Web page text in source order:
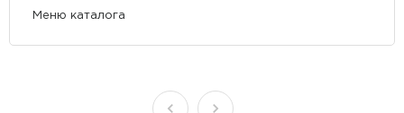
Меню каталога